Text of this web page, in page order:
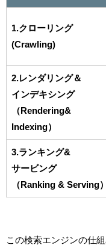
1.クローリング
(Crawling)
2.レンダリング＆
インデキシング
（Rendering&
Indexing）
3.ランキング&
サービング
（Ranking & Serving）
この検索エンジンの仕